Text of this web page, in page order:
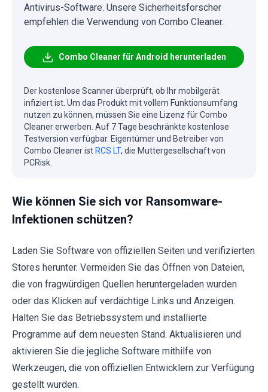
Antivirus-Software. Unsere Sicherheitsforscher
empfehlen die Verwendung von Combo Cleaner.
Combo Cleaner für Android herunterladen
Der kostenlose Scanner überprüft, ob Ihr mobilgerät
infiziert ist. Um das Produkt mit vollem Funktionsumfang
nutzen zu können, müssen Sie eine Lizenz für Combo
Cleaner erwerben. Auf 7 Tage beschränkte kostenlose
Testversion verfügbar. Eigentümer und Betreiber von
Combo Cleaner ist RCS LT, die Muttergesellschaft von
PCRisk.
Wie können Sie sich vor Ransomware-
Infektionen schützen?
Laden Sie Software von offiziellen Seiten und verifizierten
Stores herunter. Vermeiden Sie das Öffnen von Dateien,
die von fragwürdigen Quellen heruntergeladen wurden
oder das Klicken auf verdächtige Links und Anzeigen.
Halten Sie das Betriebssystem und installierte
Programme auf dem neuesten Stand. Aktualisieren und
aktivieren Sie die jegliche Software mithilfe von
Werkzeugen, die von offiziellen Entwicklern zur Verfügung
gestellt wurden.